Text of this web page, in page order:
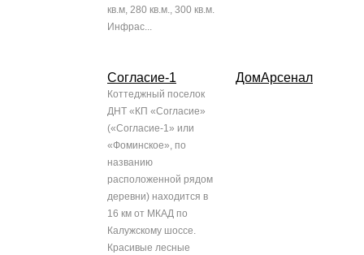
кв.м, 280 кв.м., 300 кв.м.
Инфрас...
Согласие-1
Коттеджный поселок
ДНТ «КП «Согласие»
(«Согласие-1» или
«Фоминское», по
названию
расположенной рядом
деревни) находится в
16 км от МКАД по
Калужскому шоссе.
Красивые лесные
ДомАрсенал